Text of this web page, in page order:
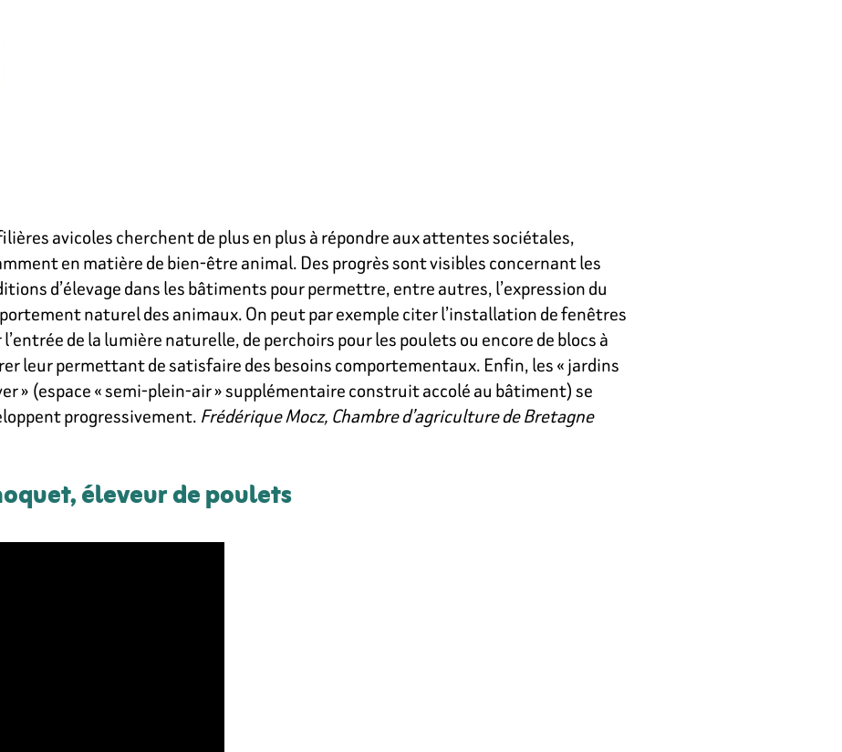
avicoles cherchent de plus en plus à répondre aux attentes sociétales,
en matière de bien-être animal. Des progrès sont visibles concernant les
d’élevage dans les bâtiments pour permettre, entre autres, l’expression du
naturel des animaux. On peut par exemple citer l’installation de fenêtres
l’entrée de la lumière naturelle, de perchoirs pour les poulets ou encore de blocs à
leur permettant de satisfaire des besoins comportementaux. Enfin, les « jardins
» (espace « semi-plein-air » supplémentaire construit accolé au bâtiment) se
progressivement. Frédérique Mocz, Chambre d’agriculture de Bretagne
éleveur de poulets